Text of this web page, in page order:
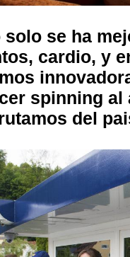
solo se ha
cardio, y
spinning
del